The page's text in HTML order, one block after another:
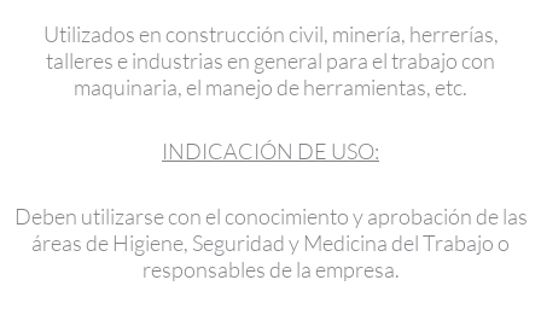
Utilizados en construcción civil, minería, herrerías,
talleres e industrias en general para el trabajo con
maquinaria, el manejo de herramientas, etc.
INDICACIÓN DE USO:
Deben utilizarse con el conocimiento y aprobación de las
áreas de Higiene, Seguridad y Medicina del Trabajo o
responsables de la empresa.